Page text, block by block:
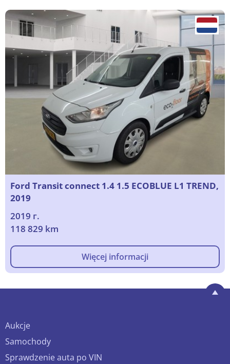
Ford Transit connect 1.4 1.5 ECOBLUE L1 TREND,
2019
2019 г.
118 829 km
Więcej informacji
Aukcje
Samochody
Sprawdzenie auta po VIN